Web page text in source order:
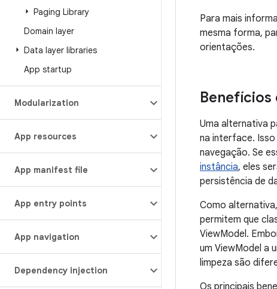
Paging Library
Domain layer
Data layer libraries
App startup
Modularization
App resources
App manifest file
App entry points
App navigation
Dependency injection
Para mais
mesma forma,
orientações.
Benefícios
Uma alternativa
na interface.
navegação. Se
instância, eles
persistência de
Como
permitem que
ViewModel.
um ViewModel a
limpeza são
Os principais